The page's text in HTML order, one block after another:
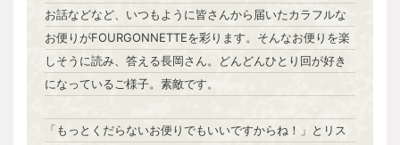
お話などなど、いつもように皆さんから届いたカラフルな
お便りがFOURGONNETTEを彩ります。そんなお便りを楽
しそうに読み、答える長岡さん。どんどんひとり回が好き
になっているご様子。素敵です。
「もっとくだらないお便りでもいいですからね！」とリス